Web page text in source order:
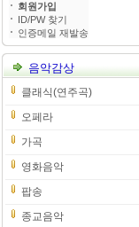
회원가입
ID/PW 찾기
인증메일 재발송
음악감상
클래식(연주곡)
오페라
가곡
영화음악
팝송
종교음악